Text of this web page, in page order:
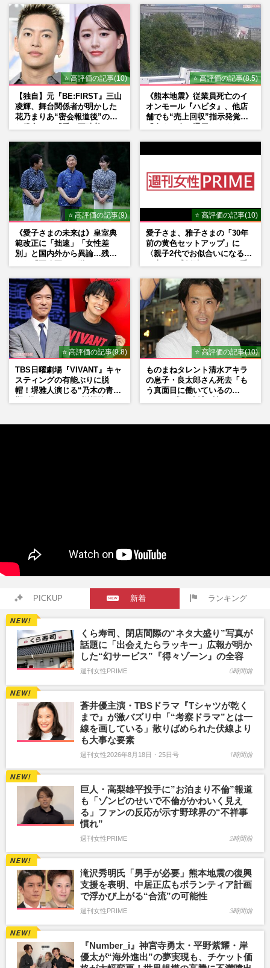
⭐ 高評価の記事(10)
【独自】元『BE:FIRST』三山
凌輝、舞台関係者が明かした
花乃まりあ“密会報道後”の呆
⭐ 高評価の記事(8.5)
《熊本地震》従業員死亡のイ
オンモール『ハビタ』、他店
舗でも“売上回収”指示発覚で
⭐ 高評価の記事(9)
《愛子さまの未来は》皇室典
範改正に「拙速」「女性差
別」と国内外から異論…残さ
⭐ 高評価の記事(10)
愛子さま、雅子さまの「30年
前の黄色セットアップ」に
〈親子2代でお似合いになる〉
⭐ 高評価の記事(9.8)
TBS日曜劇場『VIVANT』キャ
スティングの有能ぶりに脱
帽！堺雅人演じる“乃木の青年
⭐ 高評価の記事(10)
ものまねタレント清水アキラ
の息子・良太郎さん死去「も
う真面目に働いているの
PICKUP 新着 ランキング
くら寿司、閉店間際の“ネタ大盛り”写真が
話題に「出会えたらラッキー」広報が明か
した“幻サービス”『得々ゾーン』の全容
週刊女性PRIME 0時間前
蒼井優主演・TBSドラマ『Tシャツが乾く
まで』が激バズリ中「“考察ドラマ”とは一
線を画している」散りばめられた伏線より
も大事な要素
週刊女性2026年8月18日・25日号 1時間前
巨人・高梨雄平投手に”お泊まり不倫”報道
も「ゾンビのせいで不倫がかわいく見え
る」ファンの反応が示す野球界の“不祥事
慣れ”
週刊女性PRIME 2時間前
滝沢秀明氏「男手が必要」熊本地震の復興
支援を表明、中居正広もボランティア計画
で浮かび上がる“合流”の可能性
週刊女性PRIME 3時間前
『Number_i』神宮寺勇太・平野紫耀・岸
優太が“海外進出”の夢実現も、チケット価